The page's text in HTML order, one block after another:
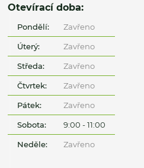
Otevírací doba:
Pondělí: Zavřeno
Úterý: Zavřeno
Středa: Zavřeno
Čtvrtek: Zavřeno
Pátek: Zavřeno
Sobota: 9:00 - 11:00
Neděle: Zavřeno